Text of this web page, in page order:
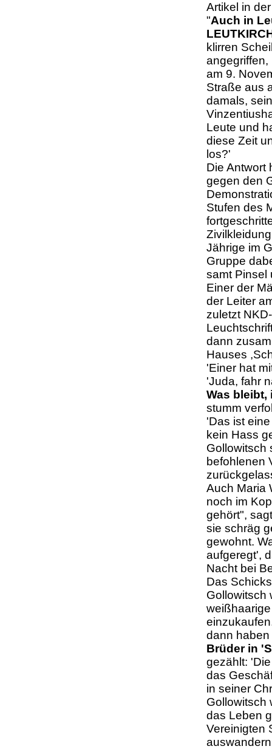
Artikel in
"Auch in
klirren
am 9.
Straße aus
damals,
Leute und
diese Zeit
los?'
Die Antwort
gegen den
Stufen des
Jährige im
Gruppe
samt Pinsel
Einer der
der Leiter
zuletzt
dann
Hauses
'Einer hat
'Juda, fahr
Was bleibt,
stumm
'Das ist
kein Hass
Gollowitsch
befohlenen
Auch Maria
noch im
gehört",
sie schräg
gewohnt.
aufgeregt',
Nacht bei
Das
Gollowitsch
dann
Brüder in
gezählt:
das
in seiner
Gollowitsch
das Leben
Vereinigten